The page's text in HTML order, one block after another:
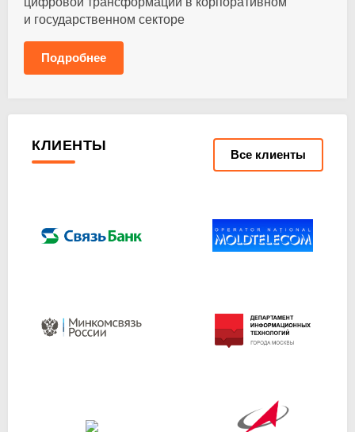
и государственном секторе
Подробнее
КЛИЕНТЫ
Все клиенты